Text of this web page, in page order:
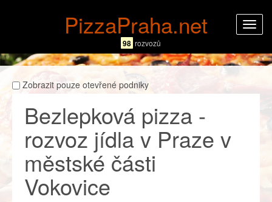
PizzaPraha.net
98 rozvozů
Zobrazit pouze otevřené podniky
Bezlepková pizza -
rozvoz jídla v Praze v
městské části
Vokovice